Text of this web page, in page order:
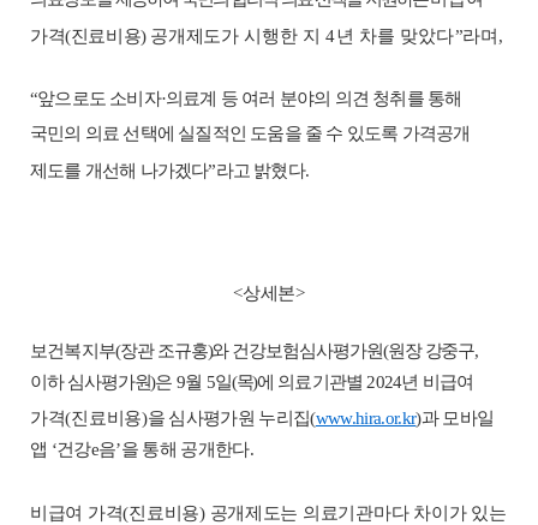
가격(진료비용) 공개제도가 시행한 지4년 차를 맞았다”라며 ,
“앞으로도 소비자·의료계 등 여러 분야의 의견 청취를 통해
국민의 의료 선택에 실질적인 도움을 줄 수 있도록 가격공개
제도를 개선해 나가겠다”라고 밝혔다.
<상세본>
보건복지부(장관 조규홍)와 건강보험심사평가원(원장 강중구,
이하 심사평가원)은 9월 5일(목)에 의료기관별2024년 비급여
가격(진료비용)을 심사평가원 누리집(www.hira.or.kr)과 모바일
앱 ‘건강e음’을 통해 공개한다.
비급여 가격(진료비용) 공개제도는 의료기관마다 차이가 있는